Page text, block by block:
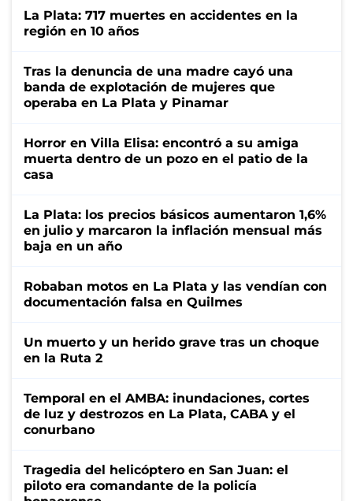
La Plata: 717 muertes en accidentes en la
región en 10 años
Tras la denuncia de una madre cayó una
banda de explotación de mujeres que
operaba en La Plata y Pinamar
Horror en Villa Elisa: encontró a su amiga
muerta dentro de un pozo en el patio de la
casa
La Plata: los precios básicos aumentaron 1,6%
en julio y marcaron la inflación mensual más
baja en un año
Robaban motos en La Plata y las vendían con
documentación falsa en Quilmes
Un muerto y un herido grave tras un choque
en la Ruta 2
Temporal en el AMBA: inundaciones, cortes
de luz y destrozos en La Plata, CABA y el
conurbano
Tragedia del helicóptero en San Juan: el
piloto era comandante de la policía